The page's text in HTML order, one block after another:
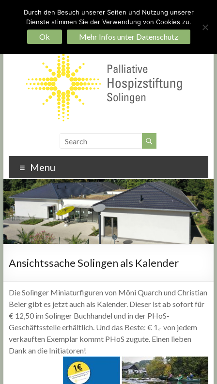
Ein Hospiz für Solingen – bauen Sie mit!
Startseite
Impressum Datenschutz
Menu
Ansichtssache Solingen als Kalender
Die Solinger Miniaturfiguren von Möni Quarch und Christian
Beier gibt es jetzt auch als Kalender. Dieser ist ab sofort für
€ 12,50 im Solinger Buchhandel und in der PHoS-
Geschäftsstelle erhältlich. Und das Beste: € 1,- von jedem
verkauften Exemplar kommt PHoS zugute. Einen lieben
Dank an die Initiatoren!
Durch den Besuch unserer Seiten und Nutzung unserer
Dienste stimmen Sie der Verwendung von Cookies zu.
Ok Mehr Infos unter Datenschutz